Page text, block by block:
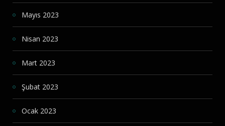
Mayıs 2023
Nisan 2023
Mart 2023
Şubat 2023
Ocak 2023